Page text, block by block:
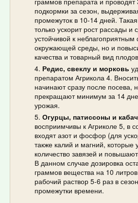
подкормки за сезон,
промежуток в 10-14 дней.
только ускорит рост рассады и
устойчивой к
окружающей среды, но и
качества и товарный вид
Редис, свеклу и морковь
препаратом Агрикола 4.
начинают сразу после посева,
прекращают минимум за 14
урожая.
Огурцы, патиссоны и
восприимчивы к Агриколе 5, в
входят азот и фосфор (для
также калий и магний, которые
количество завязей и
В данном случае дозировка
граммов вещества на 10
рабочий раствор 5-6 раз в
промежутки времени.